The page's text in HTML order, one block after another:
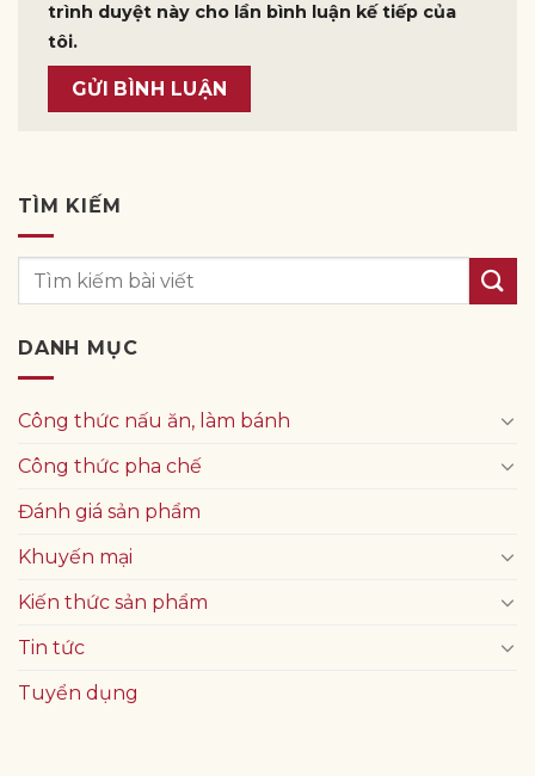
trình duyệt này cho lần bình luận kế tiếp của
tôi.
TÌM KIẾM
DANH MỤC
Công thức nấu ăn, làm bánh
Công thức pha chế
Đánh giá sản phẩm
Khuyến mại
Kiến thức sản phẩm
Tin tức
Tuyển dụng